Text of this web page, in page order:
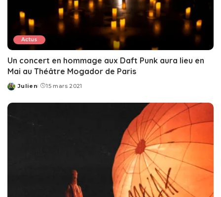
Actus
Un concert en hommage aux Daft Punk aura lieu en
Mai au Théâtre Mogador de Paris
Posted
Julien 15 mars 2021